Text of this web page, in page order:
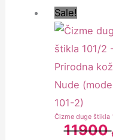
Sale!
11900
was:
11900 рсд.
is:
8900 рсд.